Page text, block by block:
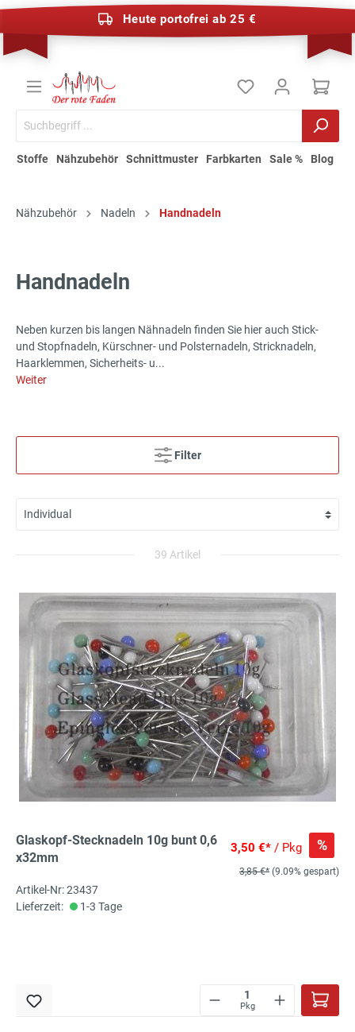
Heute portofrei ab 25 €
Stoffe Nähzubehör Schnittmuster Farbkarten Sale % Blog
Nähzubehör Nadeln Handnadeln
Handnadeln
Neben kurzen bis langen Nähnadeln finden Sie hier auch Stick-
und Stopfnadeln, Kürschner- und Polsternadeln, Stricknadeln,
Haarklemmen, Sicherheits- u...
Weiter
Filter
39 Artikel
Glaskopf-Stecknadeln 10g bunt 0,6
x32mm
3,50 €* / Pkg %
3,85 €* (9.09% gespart)
Artikel-Nr: 23437
Lieferzeit:
1-3 Tage
Pkg